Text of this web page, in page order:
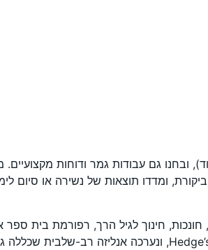
חונכות, חינוך לגיל הרך, רפורמת בית